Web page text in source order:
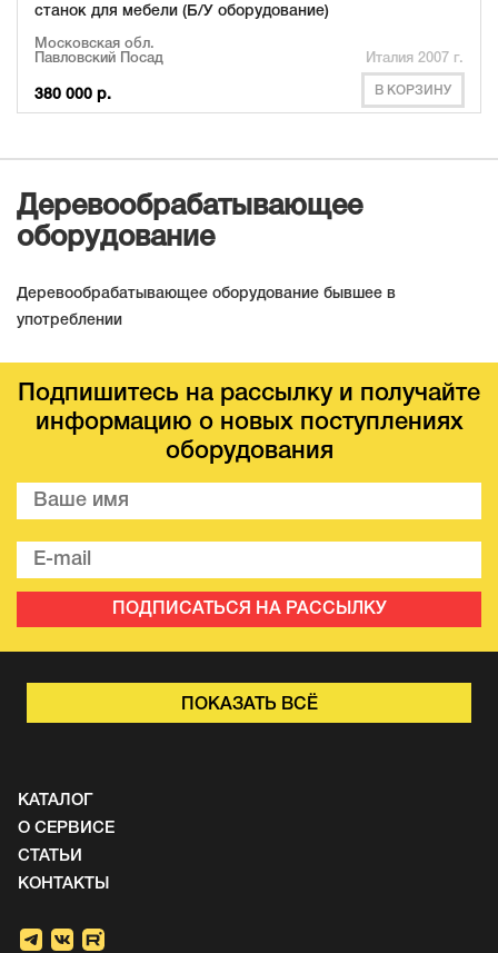
станок для мебели (Б/У оборудование)
Московская обл.
Павловский Посад
Италия 2007 г.
380 000 р. В КОРЗИНУ
Деревообрабатывающее
оборудование
Деревообрабатывающее оборудование бывшее в
употреблении
Подпишитесь на рассылку и получайте
информацию о новых поступлениях
оборудования
ПОДПИСАТЬСЯ НА РАССЫЛКУ
ПОКАЗАТЬ ВСЁ
КАТАЛОГ
О СЕРВИСЕ
СТАТЬИ
КОНТАКТЫ